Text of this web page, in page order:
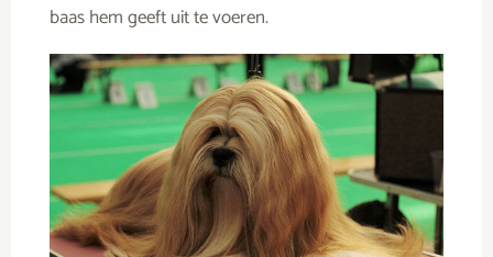
baas hem geeft uit te voeren.